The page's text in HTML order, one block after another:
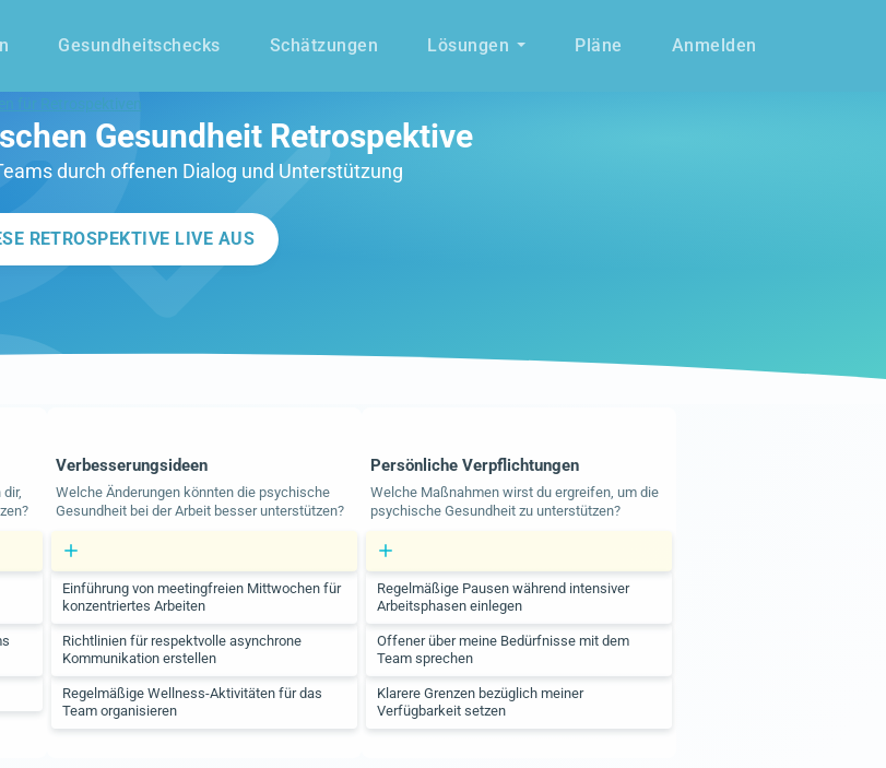
Gesundheitschecks Schätzungen Lösungen Pläne Anmelden
Gesundheit Retrospektive
durch offenen Dialog und Unterstützung
RETROSPEKTIVE LIVE AUS
Verbesserungsideen
Welche Änderungen könnten die psychische
Gesundheit bei der Arbeit besser unterstützen?
Einführung von meetingfreien Mittwochen für
konzentriertes Arbeiten
Richtlinien für respektvolle asynchrone
Kommunikation erstellen
Regelmäßige Wellness-Aktivitäten für das
Team organisieren
Persönliche Verpflichtungen
Welche Maßnahmen wirst du ergreifen, um die
psychische Gesundheit zu unterstützen?
Regelmäßige Pausen während intensiver
Arbeitsphasen einlegen
Offener über meine Bedürfnisse mit dem
Team sprechen
Klarere Grenzen bezüglich meiner
Verfügbarkeit setzen